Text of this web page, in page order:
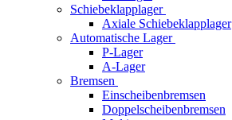
Schiebeklapplager
Axiale Schiebeklapplager
Automatische Lager
P-Lager
A-Lager
Bremsen
Einscheibenbremsen
Doppelscheibenbremsen